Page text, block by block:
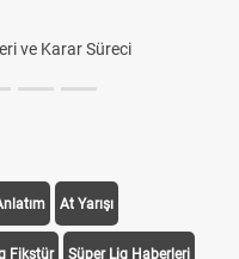
ve Karar Süreci
At Yarışı
Fikstür Süper Lig Haberleri